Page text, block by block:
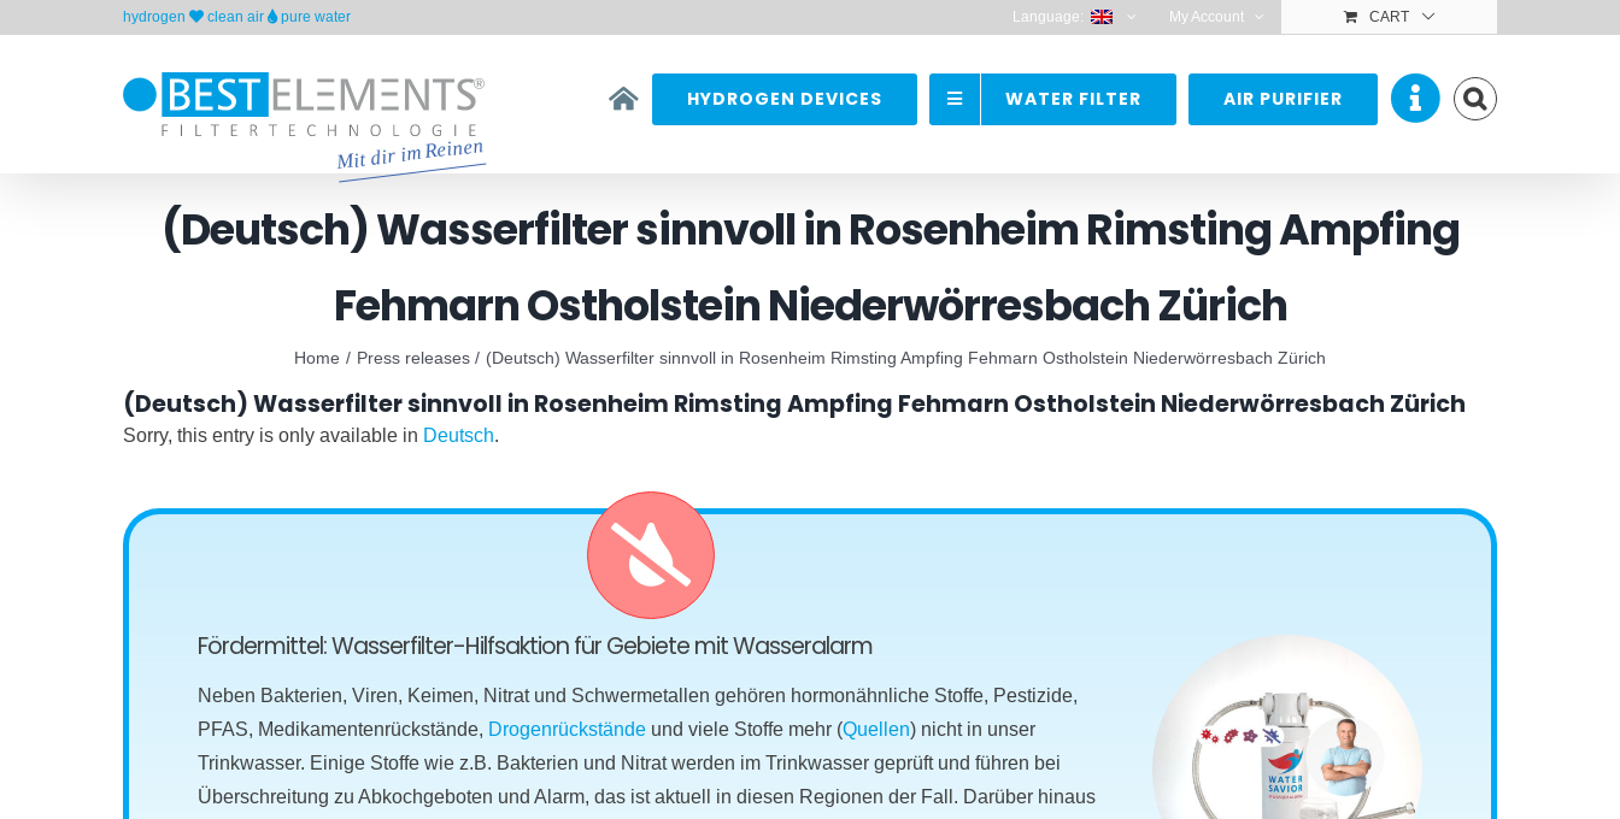
hydrogen clean air pure water Language: My Account CART
HYDROGEN DEVICES WATER FILTER AIR PURIFIER
(Deutsch) Wasserfilter sinnvoll in Rosenheim Rimsting Ampfing
Fehmarn Ostholstein Niederwörresbach Zürich
Home Press releases (Deutsch) Wasserfilter sinnvoll in Rosenheim Rimsting Ampfing Fehmarn Ostholstein Niederwörresbach Zürich
(Deutsch) Wasserfilter sinnvoll in Rosenheim Rimsting Ampfing Fehmarn Ostholstein Niederwörresbach Zürich
Sorry, this entry is only available in Deutsch.
Fördermittel: Wasserfilter-Hilfsaktion für Gebiete mit Wasseralarm
Neben Bakterien, Viren, Keimen, Nitrat und Schwermetallen gehören hormonähnliche Stoffe, Pestizide,
PFAS, Medikamentenrückstände, Drogenrückständeund viele Stoffe mehr (Quellen) nicht in unser
Trinkwasser. Einige Stoffe wie z.B. Bakterien und Nitrat werden im Trinkwasser geprüft und führen bei
Überschreitung zu Abkochgeboten und Alarm, das ist aktuell in diesen Regionen der Fall. Darüber hinaus